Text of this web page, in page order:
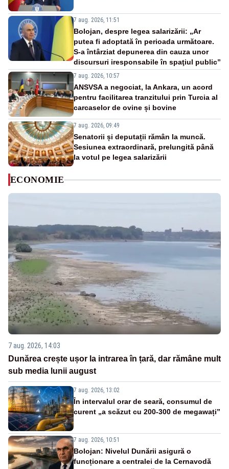
7 aug. 2026, 11:51
Bolojan, despre legea salarizării: „Ar
putea fi adoptată în perioada următoare.
S-a întârziat depunerea din cauza unor
discursuri iresponsabile în spaţiul public”
7 aug. 2026, 10:57
ANSVSA a negociat, la Ankara, un acord
pentru facilitarea tranzitului prin Turcia al
carcaselor de ovine și bovine
7 aug. 2026, 09:49
Senatorii și deputații rămân la muncă.
Sesiunea extraordinară, prelungită până
la votul pe legea salarizării
ECONOMIE
7 aug. 2026, 14:03
Dunărea crește ușor la intrarea în țară, dar rămâne mult
sub media lunii august
7 aug. 2026, 13:02
În intervalul orar de seară, consumul de
curent „a scăzut cu 200-300 de megawați”
7 aug. 2026, 10:51
Bolojan: Nivelul Dunării asigură o
funcționare a centralei de la Cernavodă